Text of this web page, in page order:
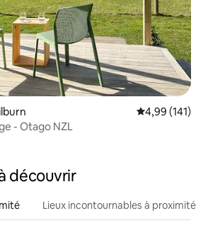
Évaluation
4,99 (141)
- Otago NZL
découvrir
Lieux incontournables à proximité